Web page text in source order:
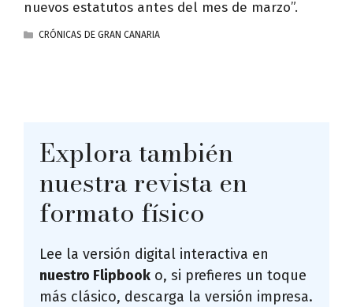
nuevos estatutos antes del mes de marzo”.
CATEGORÍAS
CRÓNICAS DE GRAN CANARIA
Explora también
nuestra revista en
formato físico
Lee la versión digital interactiva en
nuestro Flipbook o, si prefieres un toque
más clásico, descarga la versión impresa.